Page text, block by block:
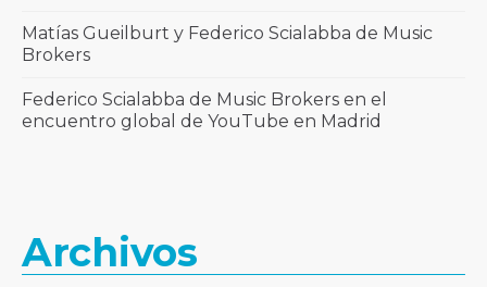
Matías Gueilburt y Federico Scialabba de Music
Brokers
Federico Scialabba de Music Brokers en el
encuentro global de YouTube en Madrid
Archivos